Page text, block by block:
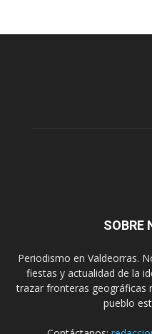
SOBRE
Periodismo en Valdeorras.
fiestas y actualidad de la
trazar fronteras geográficas
pueblo